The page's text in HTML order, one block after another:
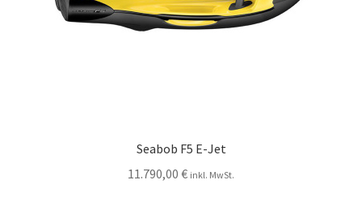
Seabob F5 E-Jet
11.790,00 € inkl. MwSt.